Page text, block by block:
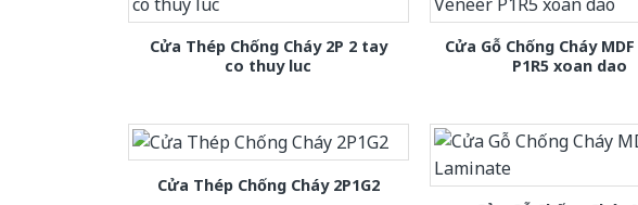
Cửa Thép Chống Cháy 2P 2 tay
co thuy luc
Cửa Gỗ Chống Cháy
P1R5 xoan dao
Cửa Thép Chống Cháy 2P1G2